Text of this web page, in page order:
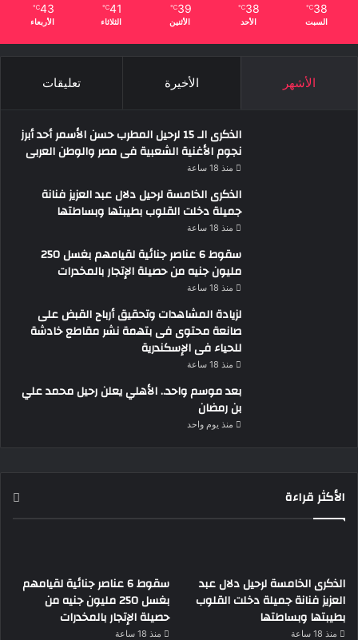
38
℃
السبت
38
℃
الأحد
39
℃
الأثنين
41
℃
الثلاثاء
43
℃
الأربعاء
الأشهر الأخيرة تعليقات
الذكرى الـ 15 لرحيل المطرب حسن الأسمر أحد أبرز
نجوم الأغنية الشعبية فى مصر والوطن العربى
منذ 18 ساعة
الذكرى الخامسة لرحيل دلال عبد العزيز فنانة
جميلة دخلت القلوب بطيبتها وبساطتها
منذ 18 ساعة
سقوط 6 عناصر جنائية لقيامهم بغسل 250
مليون جنيه من حصيلة الإتجار بالمخدرات
منذ 18 ساعة
لزيادة المشاهدات وتحقيق أرباح القبض على
صانعة محتوى فى بتهمة نشر مقاطع خادشة
للحياء فى الإسكندرية
منذ 18 ساعة
بعد موسم واحد.. الأهلي يعلن رحيل محمد علي
بن رمضان
منذ يوم واحد
الأكثر قراءة
الذكرى الخامسة لرحيل دلال عبد
العزيز فنانة جميلة دخلت القلوب
بطيبتها وبساطتها
منذ 18 ساعة
سقوط 6 عناصر جنائية لقيامهم
بغسل 250 مليون جنيه من
حصيلة الإتجار بالمخدرات
منذ 18 ساعة